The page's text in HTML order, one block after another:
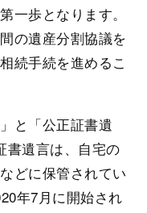
一歩となります。
の遺産分割協議を
続手続を進めるこ
と「公正証書遺
書遺言は、自宅の
どに保管されてい
年7月に開始され